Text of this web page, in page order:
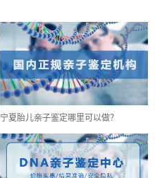
宁夏胎儿亲子鉴定哪里可以做？